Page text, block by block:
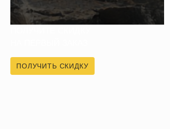
ПОЛУЧИТЬ СКИДКУ